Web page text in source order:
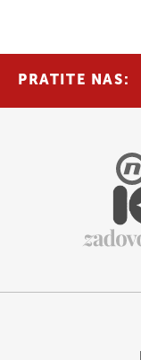
PRATITE NAS: